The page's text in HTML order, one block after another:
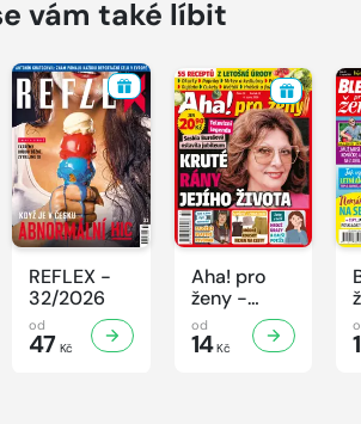
vám také líbit
REFLEX -
32/2026
od
47 Kč
Aha! pro
ženy -
32/2026
od
14Kč